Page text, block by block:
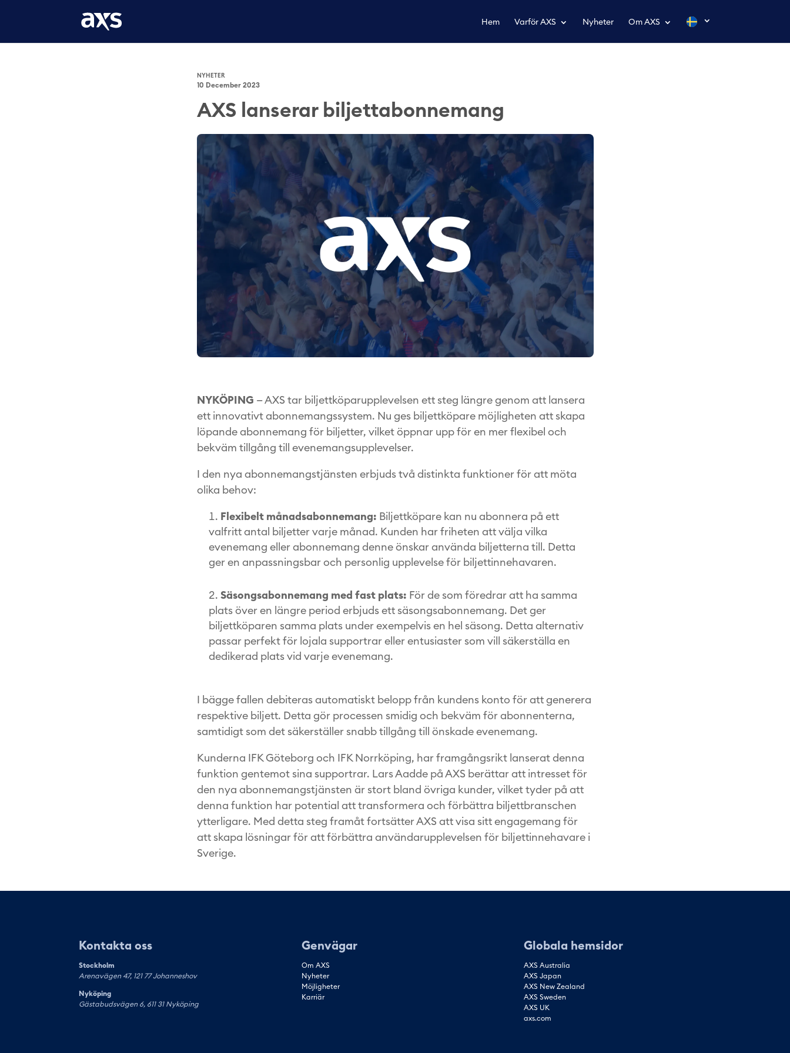
Hem Varför AXS Nyheter Om AXS
NYHETER
10 December 2023
AXS lanserar biljettabonnemang
NYKÖPING — AXS tar biljettköparupplevelsen ett steg längre genom att lansera
ett innovativt abonnemangssystem. Nu ges biljettköpare möjligheten att skapa
löpande abonnemang för biljetter, vilket öppnar upp för en mer flexibel och
bekväm tillgång till evenemangsupplevelser.
I den nya abonnemangstjänsten erbjuds två distinkta funktioner för att möta
olika behov:
Flexibelt månadsabonnemang: Biljettköpare kan nu abonnera på ett
valfritt antal biljetter varje månad. Kunden har friheten att välja vilka
evenemang eller abonnemang denne önskar använda biljetterna till. Detta
ger en anpassningsbar och personlig upplevelse för biljettinnehavaren.
Säsongsabonnemang med fast plats: För de som föredrar att ha samma
plats över en längre period erbjuds ett säsongsabonnemang. Det ger
biljettköparen samma plats under exempelvis en hel säsong. Detta alternativ
passar perfekt för lojala supportrar eller entusiaster som vill säkerställa en
dedikerad plats vid varje evenemang.
I bägge fallen debiteras automatiskt belopp från kundens konto för att generera
respektive biljett. Detta gör processen smidig och bekväm för abonnenterna,
samtidigt som det säkerställer snabb tillgång till önskade evenemang.
Kunderna IFK Göteborg och IFK Norrköping, har framgångsrikt lanserat denna
funktion gentemot sina supportrar. Lars Aadde på AXS berättar att intresset för
den nya abonnemangstjänsten är stort bland övriga kunder, vilket tyder på att
denna funktion har potential att transformera och förbättra biljettbranschen
ytterligare. Med detta steg framåt fortsätter AXS att visa sitt engagemang för
att skapa lösningar för att förbättra användarupplevelsen för biljettinnehavare i
Sverige.
Kontakta oss
Stockholm
Arenavägen 47, 121 77 Johanneshov
Nyköping
Gästabudsvägen 6, 611 31 Nyköping
Genvägar
Om AXS
Nyheter
Möjligheter
Karriär
Globala hemsidor
AXS Australia
AXS Japan
AXS New Zealand
AXS Sweden
AXS UK
axs.com